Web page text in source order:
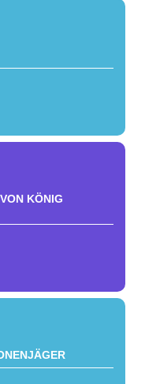
KÖNIG